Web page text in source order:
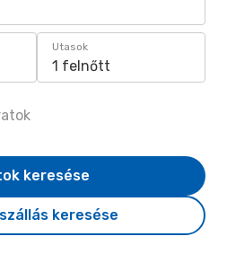
Utasok
1 felnőtt
keresése
keresése